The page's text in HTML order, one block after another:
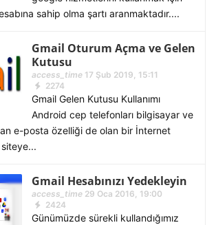
sahip olma şartı aranmaktadır....
Gmail Oturum Açma ve Gelen
Kutusu
access_time17 Şub 2019, 15:11
2274
Gmail Gelen Kutusu Kullanımı
Android cep telefonları bilgisayar ve
e-posta özelliği de olan bir İnternet
Gmail Hesabınızı Yedekleyin
access_time29 Oca 2016, 19:00
2424
Günümüzde sürekli kullandığımız